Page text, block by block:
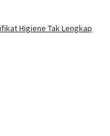
Higiene Tak Lengkap